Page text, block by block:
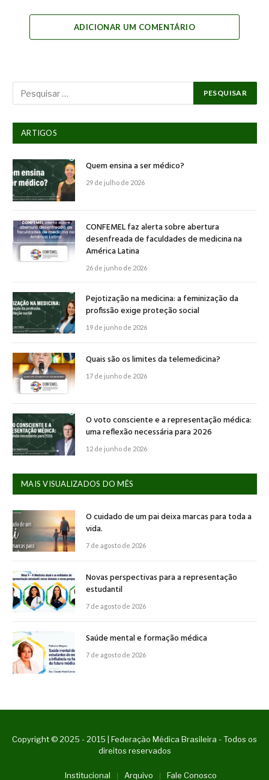
ADICIONAR UM COMENTÁRIO
ARTIGOS
Quem ensina a ser médico?
29 de julho de 2026
CONFEMEL faz alerta sobre abertura
desenfreada de faculdades de medicina na
América Latina
26 de junho de 2026
Pejotização na medicina: a feminização da
profissão exige proteção social
19 de junho de 2026
Quais são os limites da telemedicina?
17 de junho de 2026
O voto consciente e a representação médica:
uma reflexão necessária para 2026
12 de junho de 2026
MAIS VISUALIZADOS DO MÊS
O cuidado de um pai deixa marcas para toda a
vida.
7 de agosto de 2026
Novas perspectivas para a representação
estudantil
7 de agosto de 2026
Saúde mental e formação médica
7 de agosto de 2026
Copyright © 2025 - 2015 | Federação Médica Brasileira - Todos os
direitos reservados
Institucional Arquivo Fale Conosco